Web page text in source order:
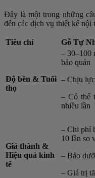
Đây là một trong những
đến các dịch vụ thiết kế nội
Tiêu chí Gỗ Tự
Độ bền & Tuổi
thọ
– 30–100
bảo quản
– Chịu
– Có thể
nhiều lần
Giá thành &
Hiệu quả kinh
tế
– Chi phí
10 lần so
– Bảo
– Giá trị